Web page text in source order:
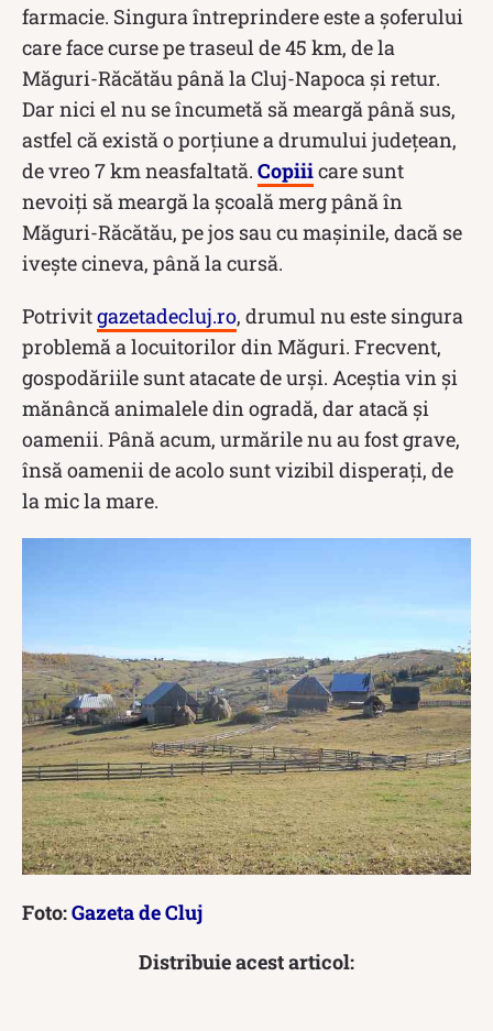
farmacie. Singura întreprindere este a șoferului
care face curse pe traseul de 45 km, de la
Măguri-Răcătău până la Cluj-Napoca şi retur.
Dar nici el nu se încumetă să meargă până sus,
astfel că există o porţiune a drumului judeţean,
de vreo 7 km neasfaltată. Copiiicare sunt
nevoiți să meargă la școală merg până în
Măguri-Răcătău, pe jos sau cu mașinile, dacă se
ivește cineva, până la cursă.
Potrivitgazetadecluj.ro, drumul nu este singura
problemă a locuitorilor din Măguri. Frecvent,
gospodăriile sunt atacate de urși. Aceștia vin și
mănâncă animalele din ogradă, dar atacă și
oamenii. Până acum, urmările nu au fost grave,
însă oamenii de acolo sunt vizibil disperați, de
la mic la mare.
Foto:Gazeta de Cluj
Distribuie acest articol: